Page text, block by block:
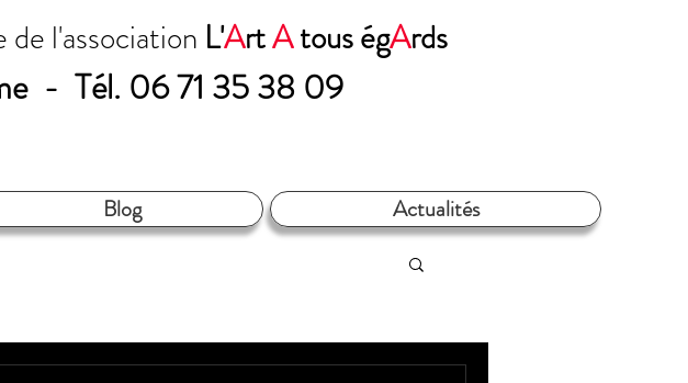
de l'association L'ArtAtous égArds​​​
- Tél. 06 71 35 38 09
Blog Actualités